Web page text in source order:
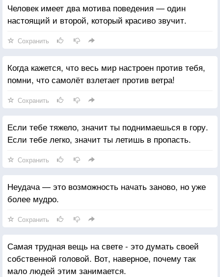
Человек имеет два мотива поведения — один
настоящий и второй, который красиво звучит.
Сохранить
Когда кажется, что весь мир настроен против тебя,
помни, что самолёт взлетает против ветра!
Сохранить
Если тебе тяжело, значит ты поднимаешься в гору.
Если тебе легко, значит ты летишь в пропасть.
Сохранить
Неудача — это возможность начать заново, но уже
более мудро.
Сохранить
Самая трудная вещь на свете - это думать своей
собственной головой. Вот, наверное, почему так
мало людей этим занимается.